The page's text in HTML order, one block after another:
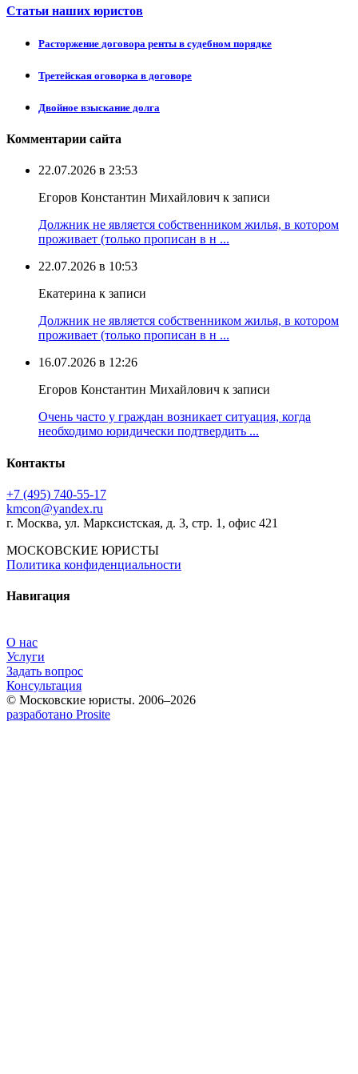
Статьи наших юристов
Расторжение договора ренты в судебном порядке
Третейская оговорка в договоре
Двойное взыскание долга
Комментарии сайта
22.07.2026 в 23:53
Егоров Константин Михайлович к записи
Должник не является собственником жилья, в котором
проживает (только прописан в н ...
22.07.2026 в 10:53
Екатерина к записи
Должник не является собственником жилья, в котором
проживает (только прописан в н ...
16.07.2026 в 12:26
Егоров Константин Михайлович к записи
Очень часто у граждан возникает ситуация, когда
необходимо юридически подтвердить ...
Контакты
+7 (495) 740‑55‑17
kmcon@yandex.ru
г. Москва, ул. Марксистская, д. 3, стр. 1, офис 421
МОСКОВСКИЕ ЮРИСТЫ
Политика конфиденциальности
Навигация
О нас
Услуги
Задать вопрос
Консультация
© Московские юристы. 2006–2026
разработано Prosite